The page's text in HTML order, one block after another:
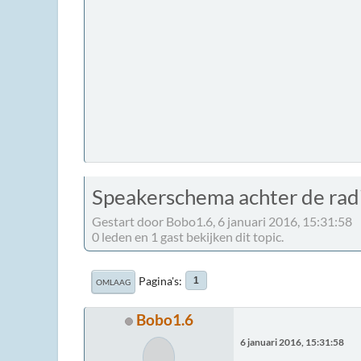
Speakerschema achter de
Gestart door Bobo1.6, 6 januari 2016, 15:31:58
0 leden en 1 gast bekijken dit topic.
OMLAAG Pagina's 1
Bobo1.6
6 januari 2016, 15:31:58